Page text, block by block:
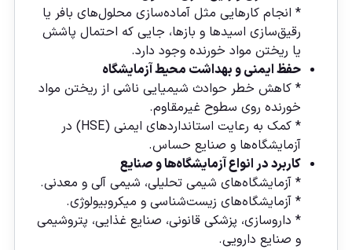
* انجام کارهایی مثل آماده‌سازی محلول‌های بافر یا
رقیق‌سازی اسیدها و بازها، جایی که احتمال پاشش
یا ریختن مواد خورنده وجود دارد.
حفظ ایمنی و بهداشت محیط آزمایشگاه
* کاهش خطر حوادث شیمیایی ناشی از ریختن مواد
خورنده روی سطوح غیرمقاوم.
* کمک به رعایت استانداردهای ایمنی (HSE) در
آزمایشگاه‌ها و صنایع حساس.
کاربرد در انواع آزمایشگاه‌ها و صنایع
* آزمایشگاه‌های شیمی تحلیلی، شیمی آلی و معدنی.
* آزمایشگاه‌های زیست‌شناسی و میکروبیولوژی.
* داروسازی، پزشکی قانونی، صنایع غذایی، پتروشیمی
و صنایع دارویی.